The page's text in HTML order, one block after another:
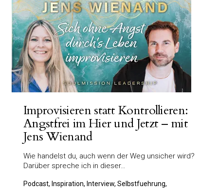
Improvisieren statt Kontrollieren:
Angstfrei im Hier und Jetzt – mit
Jens Wienand
Wie handelst du, auch wenn der Weg unsicher wird?
Darüber spreche ich in dieser…
Podcast, Inspiration, Interview, Selbstfuehrung,